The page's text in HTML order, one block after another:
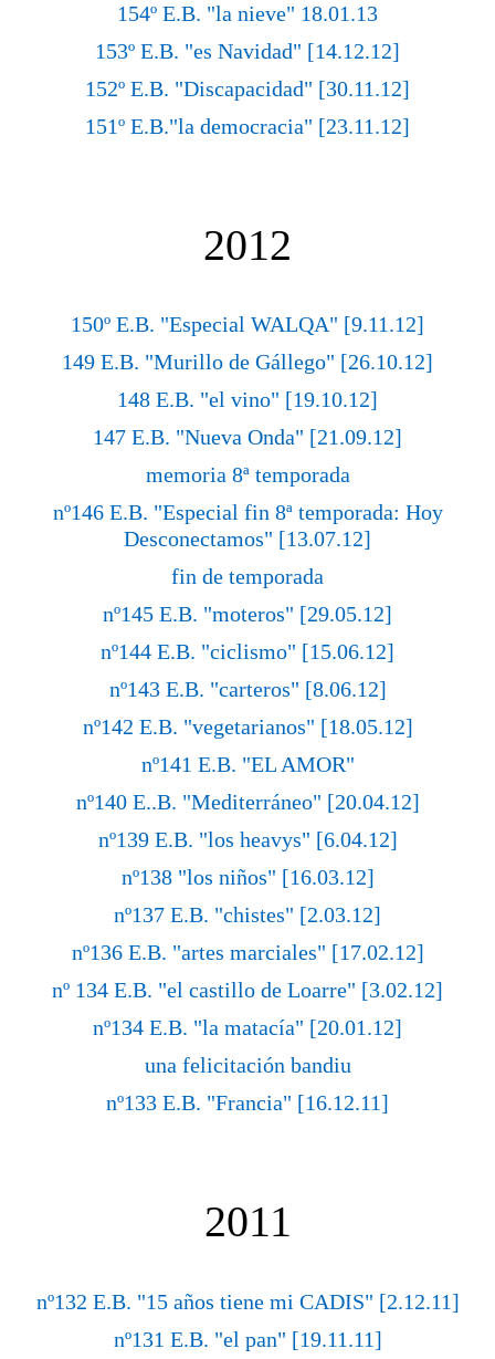
154º E.B. "la nieve" 18.01.13
153º E.B. "es Navidad" [14.12.12]
152º E.B. "Discapacidad" [30.11.12]
151º E.B."la democracia" [23.11.12]
2012
150º E.B. "Especial WALQA" [9.11.12]
149 E.B. "Murillo de Gállego" [26.10.12]
148 E.B. "el vino" [19.10.12]
147 E.B. "Nueva Onda" [21.09.12]
memoria 8ª temporada
nº146 E.B. "Especial fin 8ª temporada: Hoy
Desconectamos" [13.07.12]
fin de temporada
nº145 E.B. "moteros" [29.05.12]
nº144 E.B. "ciclismo" [15.06.12]
nº143 E.B. "carteros" [8.06.12]
nº142 E.B. "vegetarianos" [18.05.12]
nº141 E.B. "EL AMOR"
nº140 E..B. "Mediterráneo" [20.04.12]
nº139 E.B. "los heavys" [6.04.12]
nº138 "los niños" [16.03.12]
nº137 E.B. "chistes" [2.03.12]
nº136 E.B. "artes marciales" [17.02.12]
nº 134 E.B. "el castillo de Loarre" [3.02.12]
nº134 E.B. "la matacía" [20.01.12]
una felicitación bandiu
nº133 E.B. "Francia" [16.12.11]
2011
nº132 E.B. "15 años tiene mi CADIS" [2.12.11]
nº131 E.B. "el pan" [19.11.11]